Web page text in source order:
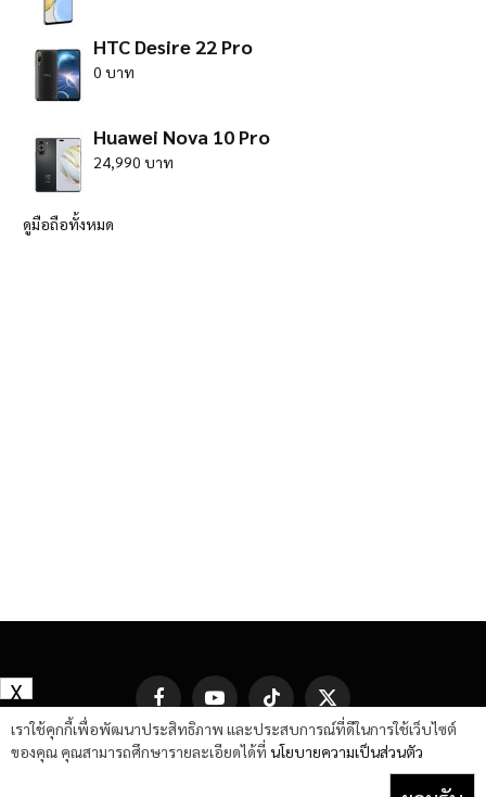
HTC Desire 22 Pro
0 บาท
Huawei Nova 10 Pro
24,990 บาท
ดูมือถือทั้งหมด
FacebookYouTube TikTok
X
(Twitter)
เราใช้คุกกี้เพื่อพัฒนาประสิทธิภาพ และประสบการณ์ที่ดีในการใช้เว็บไซต์
ของคุณ คุณสามารถศึกษารายละเอียดได้ที่ นโยบายความเป็นส่วนตัว
X